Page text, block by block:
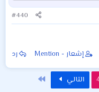
#440
إشعار - Mention رد
التالي